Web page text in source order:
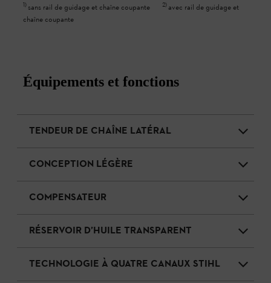
1) sans rail de guidage et chaîne coupante 2) avec rail de guidage et
chaîne coupante
Équipements et fonctions
TENDEUR DE CHAÎNE LATÉRAL
CONCEPTION LÉGÈRE
COMPENSATEUR
RÉSERVOIR D’HUILE TRANSPARENT
TECHNOLOGIE À QUATRE CANAUX STIHL